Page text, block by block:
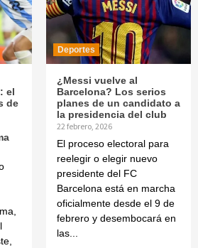
el
de
Deportes
¿Messi vuelve al
Barcelona? Los serios
planes de un candidato a
la presidencia del club
22 febrero, 2026
El proceso electoral para
reelegir o elegir nuevo
presidente del FC
Barcelona está en marcha
oficialmente desde el 9 de
febrero y desembocará en
las...